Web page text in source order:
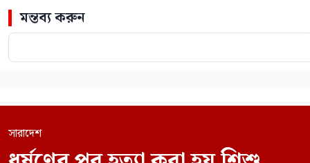
মন্তব্য করুন
সারাদেশ